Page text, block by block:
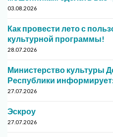
03.08.2026
Как провести лето с
культурной программы!
28.07.2026
Министерство культуры
Республики
27.07.2026
Эскроу
27.07.2026